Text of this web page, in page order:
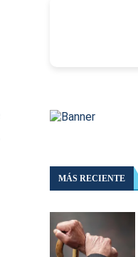
MÁS RECIENTE